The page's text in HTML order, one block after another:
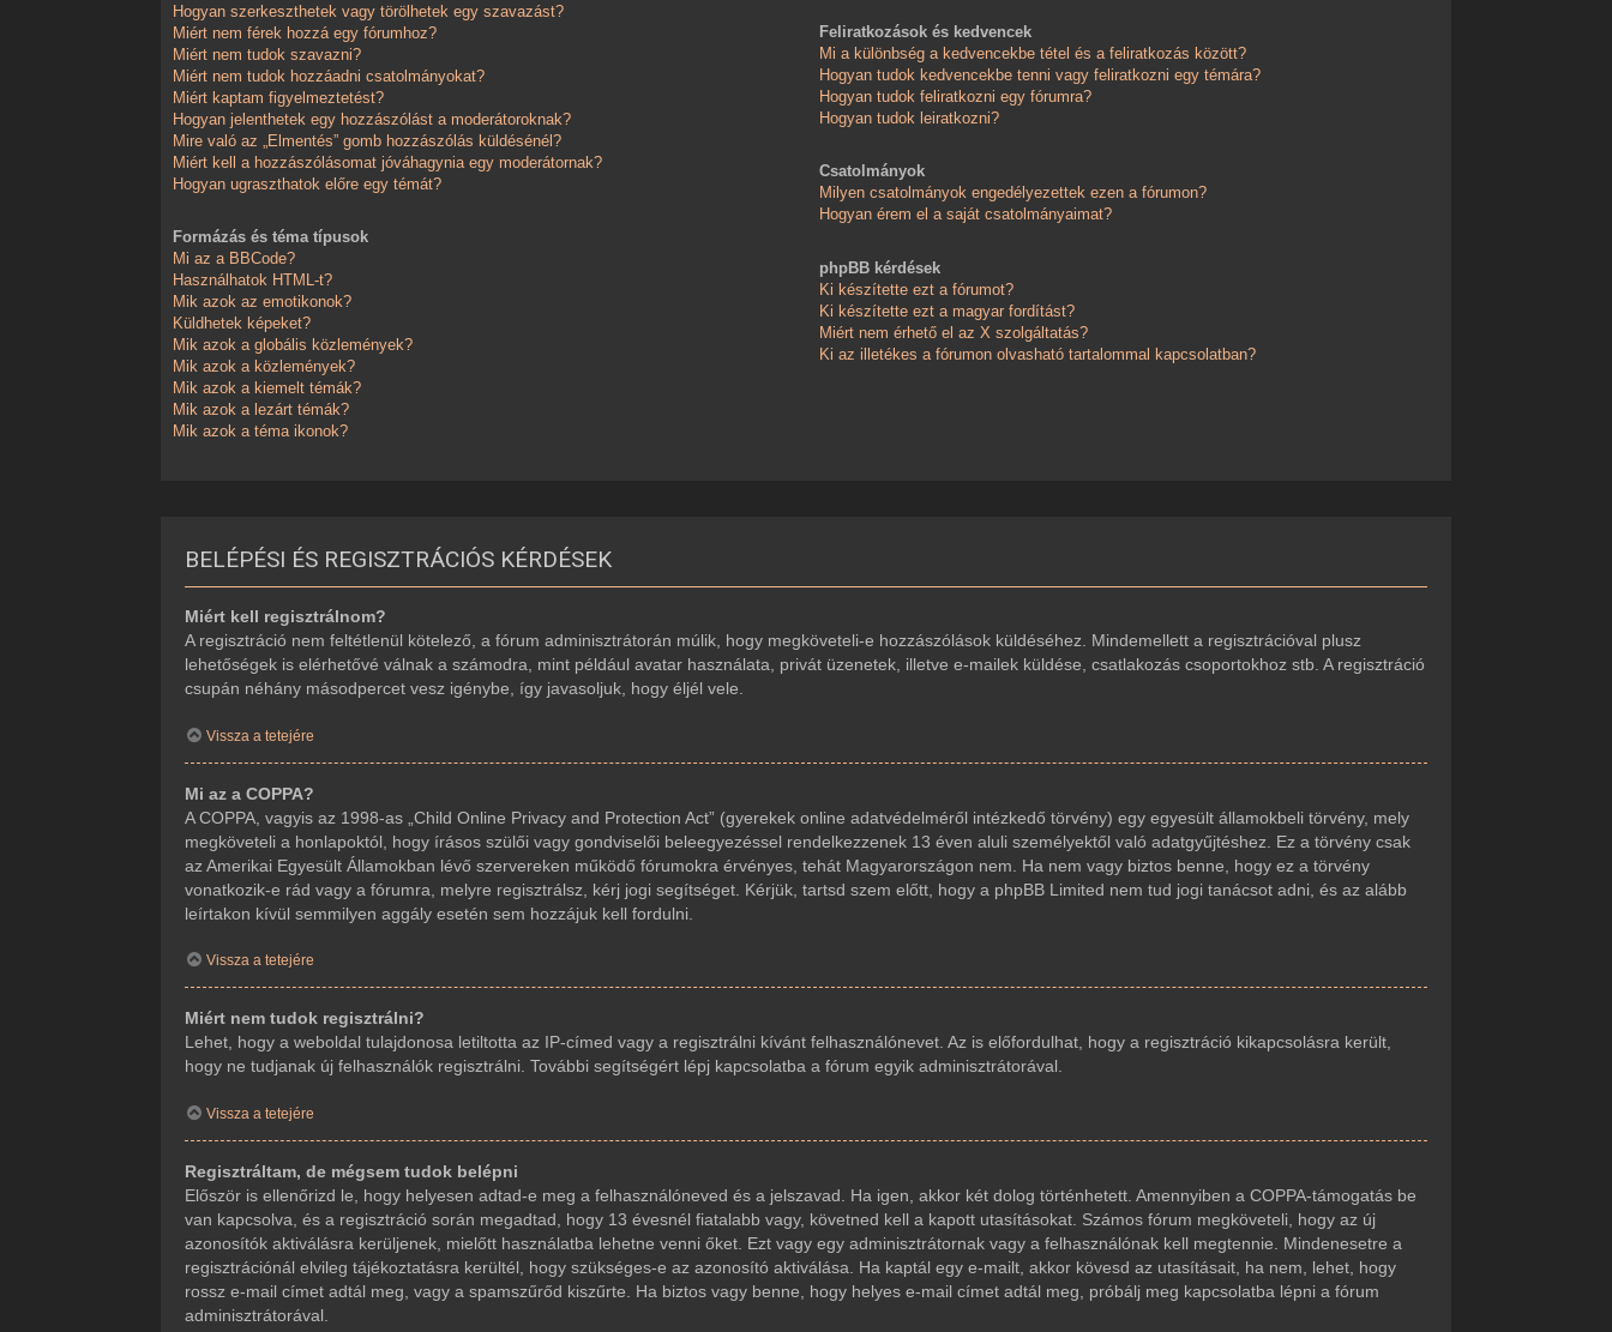
Hogyan szerkeszthetek vagy törölhetek egy szavazást?
Miért nem férek hozzá egy fórumhoz?
Miért nem tudok szavazni?
Miért nem tudok hozzáadni csatolmányokat?
Miért kaptam figyelmeztetést?
Hogyan jelenthetek egy hozzászólást a moderátoroknak?
Mire való az „Elmentés” gomb hozzászólás küldésénél?
Miért kell a hozzászólásomat jóváhagynia egy moderátornak?
Hogyan ugraszthatok előre egy témát?
Formázás és téma típusok
Mi az a BBCode?
Használhatok HTML-t?
Mik azok az emotikonok?
Küldhetek képeket?
Mik azok a globális közlemények?
Mik azok a közlemények?
Mik azok a kiemelt témák?
Mik azok a lezárt témák?
Mik azok a téma ikonok?
Feliratkozások és kedvencek
Mi a különbség a kedvencekbe tétel és a feliratkozás között?
Hogyan tudok kedvencekbe tenni vagy feliratkozni egy témára?
Hogyan tudok feliratkozni egy fórumra?
Hogyan tudok leiratkozni?
Csatolmányok
Milyen csatolmányok engedélyezettek ezen a fórumon?
Hogyan érem el a saját csatolmányaimat?
phpBB kérdések
Ki készítette ezt a fórumot?
Ki készítette ezt a magyar fordítást?
Miért nem érhető el az X szolgáltatás?
Ki az illetékes a fórumon olvasható tartalommal kapcsolatban?
BELÉPÉSI ÉS REGISZTRÁCIÓS KÉRDÉSEK
Miért kell regisztrálnom?
A regisztráció nem feltétlenül kötelező, a fórum adminisztrátorán múlik, hogy megköveteli-e hozzászólások küldéséhez. Mindemellett a regisztrációval plusz
lehetőségek is elérhetővé válnak a számodra, mint például avatar használata, privát üzenetek, illetve e-mailek küldése, csatlakozás csoportokhoz stb. A regisztráció
csupán néhány másodpercet vesz igénybe, így javasoljuk, hogy éljél vele.
Vissza a tetejére
Mi az a COPPA?
A COPPA, vagyis az 1998-as „Child Online Privacy and Protection Act” (gyerekek online adatvédelméről intézkedő törvény) egy egyesült államokbeli törvény, mely
megköveteli a honlapoktól, hogy írásos szülői vagy gondviselői beleegyezéssel rendelkezzenek 13 éven aluli személyektől való adatgyűjtéshez. Ez a törvény csak
az Amerikai Egyesült Államokban lévő szervereken működő fórumokra érvényes, tehát Magyarországon nem. Ha nem vagy biztos benne, hogy ez a törvény
vonatkozik-e rád vagy a fórumra, melyre regisztrálsz, kérj jogi segítséget. Kérjük, tartsd szem előtt, hogy a phpBB Limited nem tud jogi tanácsot adni, és az alább
leírtakon kívül semmilyen aggály esetén sem hozzájuk kell fordulni.
Vissza a tetejére
Miért nem tudok regisztrálni?
Lehet, hogy a weboldal tulajdonosa letiltotta az IP-címed vagy a regisztrálni kívánt felhasználónevet. Az is előfordulhat, hogy a regisztráció kikapcsolásra került,
hogy ne tudjanak új felhasználók regisztrálni. További segítségért lépj kapcsolatba a fórum egyik adminisztrátorával.
Vissza a tetejére
Regisztráltam, de mégsem tudok belépni
Először is ellenőrizd le, hogy helyesen adtad-e meg a felhasználóneved és a jelszavad. Ha igen, akkor két dolog történhetett. Amennyiben a COPPA-támogatás be
van kapcsolva, és a regisztráció során megadtad, hogy 13 évesnél fiatalabb vagy, követned kell a kapott utasításokat. Számos fórum megköveteli, hogy az új
azonosítók aktiválásra kerüljenek, mielőtt használatba lehetne venni őket. Ezt vagy egy adminisztrátornak vagy a felhasználónak kell megtennie. Mindenesetre a
regisztrációnál elvileg tájékoztatásra kerültél, hogy szükséges-e az azonosító aktiválása. Ha kaptál egy e-mailt, akkor kövesd az utasításait, ha nem, lehet, hogy
rossz e-mail címet adtál meg, vagy a spamszűrőd kiszűrte. Ha biztos vagy benne, hogy helyes e-mail címet adtál meg, próbálj meg kapcsolatba lépni a fórum
adminisztrátorával.